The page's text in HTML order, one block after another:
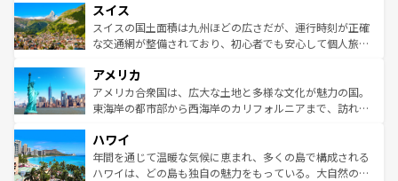
れる地方に足を運ぶとそれぞれで全く異なる文化を体験で
きるだろう。 なお、新着のフランス情報はコンテンツ一覧
を参照してほしい。
は、お酒好きな人にはぜひ体験してほしい。 なお、新着の
ドイツ情報はコンテンツ一覧を参照してほしい。
リアごとに異なる魅力がある。また、優雅なアフタヌーン
ティー、ビール好きにはたまらない英国パブ、サッカー観
戦など、本場だからこそできる体験も豊富。イギリスを旅
ンツ一覧を参照してほしい。
スイス
スイスの国土面積は九州ほどの広さだが、運行時刻が正確
な交通網が整備されており、初心者でも安心して個人旅行
の建物がそのまま残る町や、スイスならではのユニークな
博物館もあり、アルプス観光だけでなく町歩きも満喫する
ことができる。国民の所得が高いため物価も高いが、旅行
ば市内交通費無料で観光を楽しむこともできる。 なお、新
着のスイス情報はコンテンツ一覧 を参照してほしい。
アメリカ
アメリカ合衆国は、広大な土地と多様な文化が魅力の国。
東海岸の都市部から西海岸のカリフォルニアまで、訪れる
のような巨大都市は、観光、ショッピング、エンターテイ
ンメントが詰まった刺激的なスポットだ。一方、アメリカ
西部には大自然が広がり、グランドキャニオンやイエロー
ハワイ
年間を通じて温暖な気候に恵まれ、多くの島で構成される
ハワイは、どの島も独自の魅力をもっている。大自然の神